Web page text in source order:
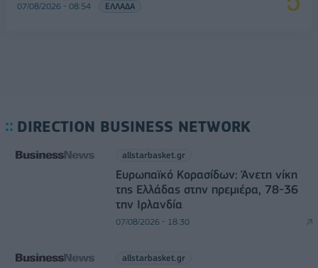
07/08/2026 - 08:54 ΕΛΛΑΔΑ
DIRECTION BUSINESS NETWORK
allstarbasket.gr
Ευρωπαϊκό Κορασίδων: Άνετη νίκη
της Ελλάδας στην πρεμιέρα, 78-36
την Ιρλανδία
07/08/2026 - 18:30
allstarbasket.gr